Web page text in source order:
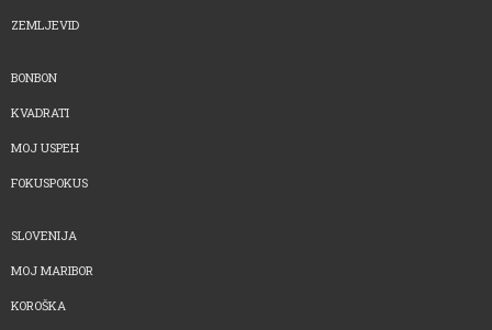
ZEMLJEVID
BONBON
KVADRATI
MOJ USPEH
FOKUSPOKUS
SLOVENIJA
MOJ MARIBOR
KOROŠKA